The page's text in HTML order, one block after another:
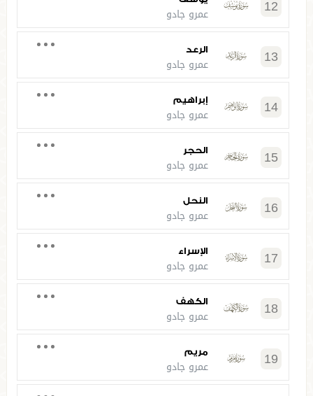
12 عمرو جادو
13 الرعد
عمرو جادو
14 إبراهيم
عمرو جادو
15 الحجر
عمرو جادو
16 النحل
عمرو جادو
17 الإسراء
عمرو جادو
18 الكهف
عمرو جادو
19 مريم
عمرو جادو